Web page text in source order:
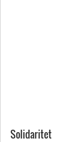
Solidaritet